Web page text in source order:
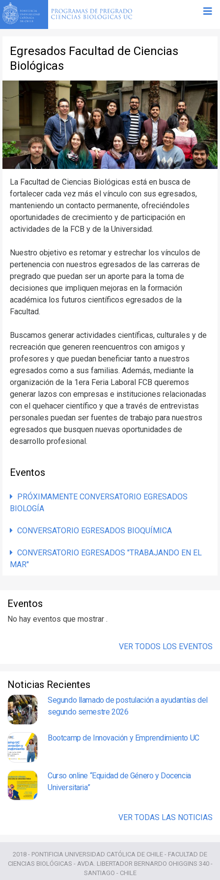
Egresados Facultad de Ciencias
Biológicas
La Facultad de Ciencias Biológicas está en busca de
fortalecer cada vez más el vínculo con sus egresados,
manteniendo un contacto permanente, ofreciéndoles
oportunidades de crecimiento y de participación en
actividades de la FCB y de la Universidad.
Nuestro objetivo es retomar y estrechar los vínculos de
pertenencia con nuestros egresados de las carreras de
pregrado que puedan ser un aporte para la toma de
decisiones que impliquen mejoras en la formación
académica los futuros científicos egresados de la
Facultad.
Buscamos generar actividades científicas, culturales y de
recreación que generen reencuentros con amigos y
profesores y que puedan beneficiar tanto a nuestros
egresados como a sus familias. Además, mediante la
organización de la 1era Feria Laboral FCB queremos
generar lazos con empresas e instituciones relacionadas
con el quehacer científico y que a través de entrevistas
personales puedan ser fuentes de trabajo para nuestros
egresados que busquen nuevas oportunidades de
desarrollo profesional.
Eventos
PRÓXIMAMENTE CONVERSATORIO EGRESADOS
BIOLOGÍA
CONVERSATORIO EGRESADOS BIOQUÍMICA
CONVERSATORIO EGRESADOS "TRABAJANDO EN EL
MAR"
Eventos
No hay eventos que mostrar .
VER TODOS LOS EVENTOS
Noticias Recientes
Segundo llamado de postulación a ayudantías del
segundo semestre 2026
Bootcamp de Innovación y Emprendimiento UC
Curso online “Equidad de Género y Docencia
Universitaria”
VER TODAS LAS NOTICIAS
2018 - PONTIFICIA UNIVERSIDAD CATÓLICA DE CHILE - FACULTAD DE
CIENCIAS BIOLÓGICAS - AVDA. LIBERTADOR BERNARDO OHIGGINS 340 -
SANTIAGO - CHILE